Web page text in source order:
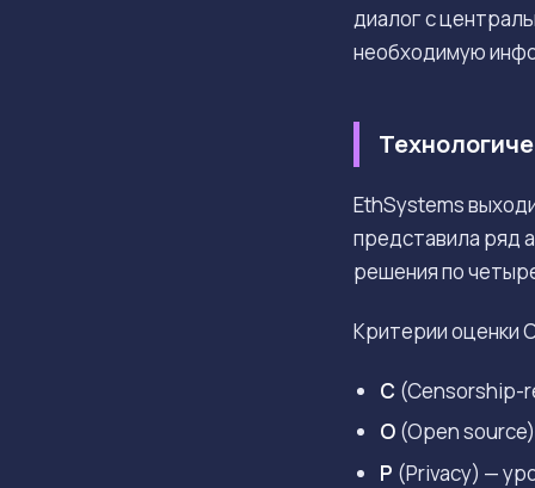
диалог с
необходимую
EthSystems
представила ряд
решения по
Критерии оценки
C (Censorship-
O(Open source)
P (Privacy) —